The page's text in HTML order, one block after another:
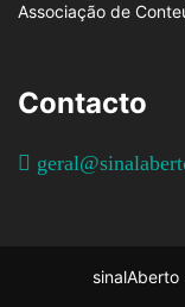
Associação de
Contacto